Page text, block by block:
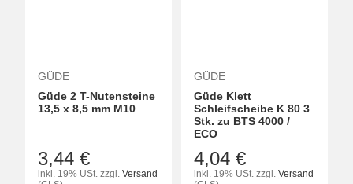
GÜDE
Güde 2 T-Nutensteine
13,5 x 8,5 mm M10
3,44 €
inkl. 19% USt. zzgl. Versand
GÜDE
Güde Klett
Schleifscheibe K 80 3
Stk. zu BTS 4000 /
ECO
4,04 €
inkl. 19% USt. zzgl. Versand